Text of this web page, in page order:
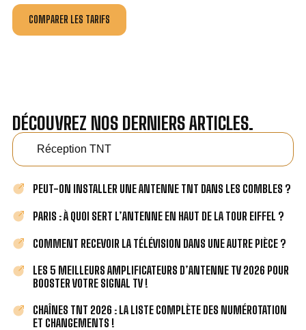
COMPARER LES TARIFS
DÉCOUVREZ NOS DERNIERS ARTICLES.
Réception TNT
PEUT-ON INSTALLER UNE ANTENNE TNT DANS LES COMBLES ?
PARIS : À QUOI SERT L’ANTENNE EN HAUT DE LA TOUR EIFFEL ?
COMMENT RECEVOIR LA TÉLÉVISION DANS UNE AUTRE PIÈCE ?
LES 5 MEILLEURS AMPLIFICATEURS D’ANTENNE TV 2026 POUR
BOOSTER VOTRE SIGNAL TV !
CHAÎNES TNT 2026 : LA LISTE COMPLÈTE DES NUMÉROTATION
ET CHANGEMENTS !